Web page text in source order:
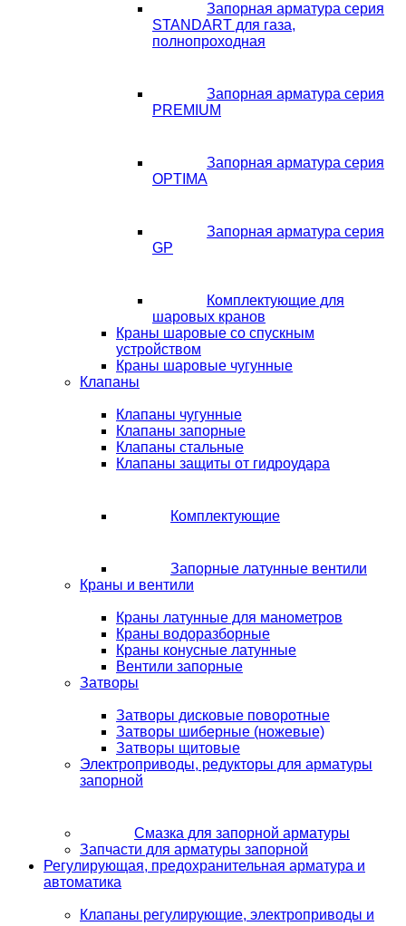
Запорная арматура серия
STANDART для газа,
полнопроходная
Запорная арматура серия
PREMIUM
Запорная арматура серия
OPTIMA
Запорная арматура серия
GP
Комплектующие для
шаровых кранов
Краны шаровые со спускным
устройством
Краны шаровые чугунные
Клапаны
Клапаны чугунные
Клапаны запорные
Клапаны стальные
Клапаны защиты от гидроудара
Комплектующие
Запорные латунные вентили
Краны и вентили
Краны латунные для манометров
Краны водоразборные
Краны конусные латунные
Вентили запорные
Затворы
Затворы дисковые поворотные
Затворы шиберные (ножевые)
Затворы щитовые
Электроприводы, редукторы для арматуры
запорной
Смазка для запорной арматуры
Запчасти для арматуры запорной
Регулирующая, предохранительная арматура и
автоматика
Клапаны регулирующие, электроприводы и